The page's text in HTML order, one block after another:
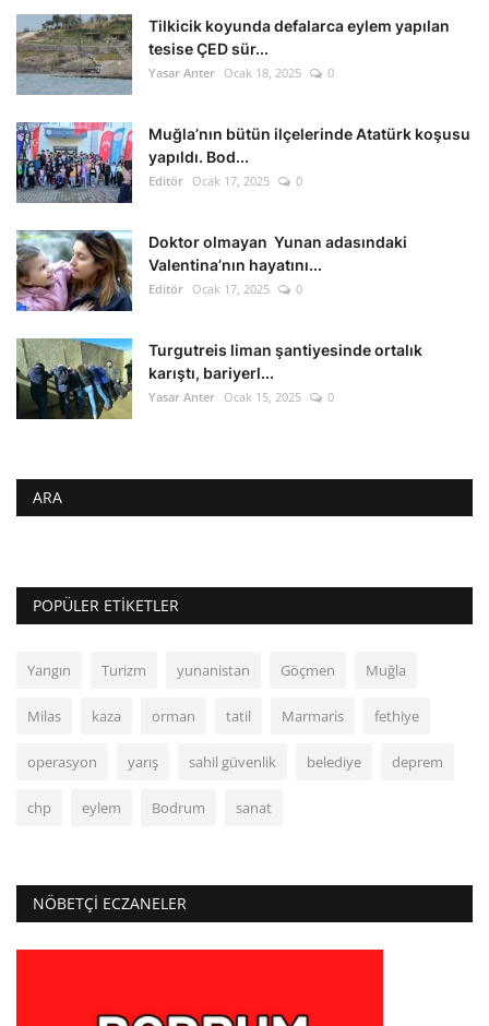
Tilkicik koyunda defalarca eylem yapılan
tesise ÇED sür...
Yasar Anter Ocak 18, 2025 0
Muğla’nın bütün ilçelerinde Atatürk koşusu
yapıldı. Bod...
Editör Ocak 17, 2025 0
Doktor olmayan Yunan adasındaki
Valentina’nın hayatını...
Editör Ocak 17, 2025 0
Turgutreis liman şantiyesinde ortalık
karıştı, bariyerl...
Yasar Anter Ocak 15, 2025 0
ARA
POPÜLER ETIKETLER
Yangın Turizm yunanistan Göçmen Muğla
Milas kaza orman tatil Marmaris fethiye
operasyon yarış sahil güvenlik belediye deprem
chp eylem Bodrum sanat
NÖBETÇI ECZANELER